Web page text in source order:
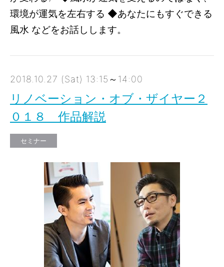
環境が運気を左右する ◆あなたにもすぐできる
風水 などをお話しします。
2018.10.27 (Sat) 13:15～14:00
リノベーション・オブ・ザイヤー２
０１８ 作品解説
セミナー